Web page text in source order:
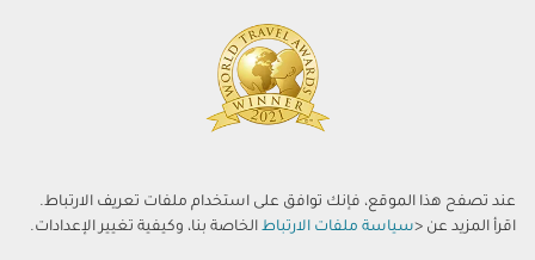
عند تصفح هذا الموقع، فإنك توافق على استخدام ملفات تعريف الارتباط.
اقرأ المزيد عن <سياسة ملفات الارتباط الخاصة بنا، وكيفية تغيير الإعدادات.